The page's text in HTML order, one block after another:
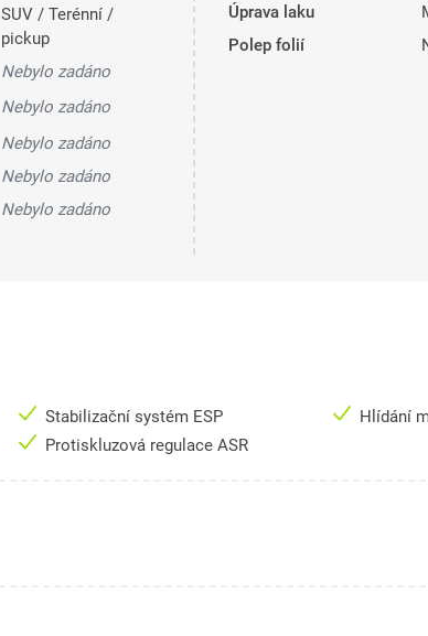
SUV / Terénní /
pickup
Nebylo zadáno
Nebylo zadáno
Nebylo zadáno
Nebylo zadáno
Nebylo zadáno
Úprava laku
Polep folií
Stabilizační systém ESP
Hlídání
Protiskluzová regulace ASR